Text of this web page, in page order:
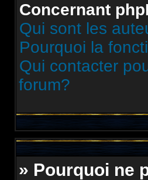
Concernant
Qui sont les
Pourquoi la
Qui contacter
forum?
» Pourquoi ne